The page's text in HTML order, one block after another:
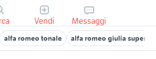
Vendi Messaggi
alfa romeo tonale alfa romeo giulia super